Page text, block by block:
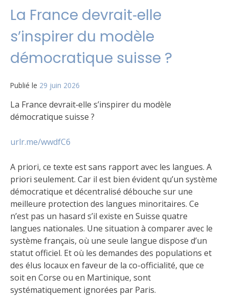
La France devrait‑elle
s’inspirer du modèle
démocratique suisse ?
Publié le 29 juin 2026
La France devrait‑elle s’inspirer du modèle
démocratique suisse ?
urlr.me/wwdfC6
A priori, ce texte est sans rapport avec les langues. A
priori seulement. Car il est bien évident qu’un système
démocratique et décentralisé débouche sur une
meilleure protection des langues minoritaires. Ce
n’est pas un hasard s’il existe en Suisse quatre
langues nationales. Une situation à comparer avec le
système français, où une seule langue dispose d’un
statut officiel. Et où les demandes des populations et
des élus locaux en faveur de la co-officialité, que ce
soit en Corse ou en Martinique, sont
systématiquement ignorées par Paris.